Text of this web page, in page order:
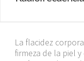
La flacidez
firmeza de la piel